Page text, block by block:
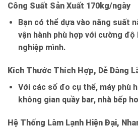
Công Suất Sản Xuất 170kg/ngày
Bạn có thể dựa vào năng suất
vận hành phù hợp với cường
nghiệp mình.
Kích Thước Thích Hợp, Dễ Dàng
Với các số đo cụ thể, máy phù
không gian quầy bar, nhà bếp
Hệ Thống Làm Lạnh Hiện Đại,